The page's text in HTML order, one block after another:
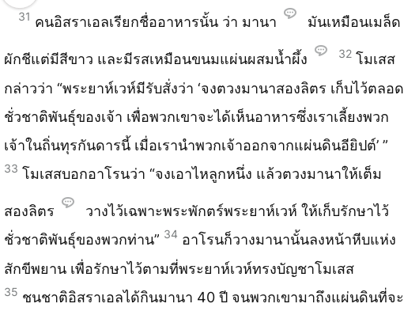
31 คนอิสราเอลเรียกชื่ออาหารนั้น ว่า มานา มันเหมือนเมล็ด
ผักชีแต่มีสีขาว และมีรสเหมือนขนมแผ่นผสมน้ำผึ้ง 32 โมเสส
กล่าวว่า “พระยาห์เวห์มีรับสั่งว่า ‘จงตวงมานาสองลิตร เก็บไว้ตลอด
ชั่วชาติพันธุ์ของเจ้า เพื่อพวกเขาจะได้เห็นอาหารซึ่งเราเลี้ยงพวก
เจ้าในถิ่นทุรกันดารนี้ เมื่อเรานำพวกเจ้าออกจากแผ่นดินอียิปต์’ ”
33 โมเสสบอกอาโรนว่า “จงเอาไหลูกหนึ่ง แล้วตวงมานาให้เต็ม
สองลิตร
วางไว้เฉพาะพระพักตร์พระยาห์เวห์ ให้เก็บรักษาไว้
ชั่วชาติพันธุ์ของพวกท่าน” 34 อาโรนก็วางมานานั้นลงหน้าหีบแห่ง
สักขีพยาน เพื่อรักษาไว้ตามที่พระยาห์เวห์ทรงบัญชาโมเสส
35 ชนชาติอิสราเอลได้กินมานา 40 ปี จนพวกเขามาถึงแผ่นดินที่จะ